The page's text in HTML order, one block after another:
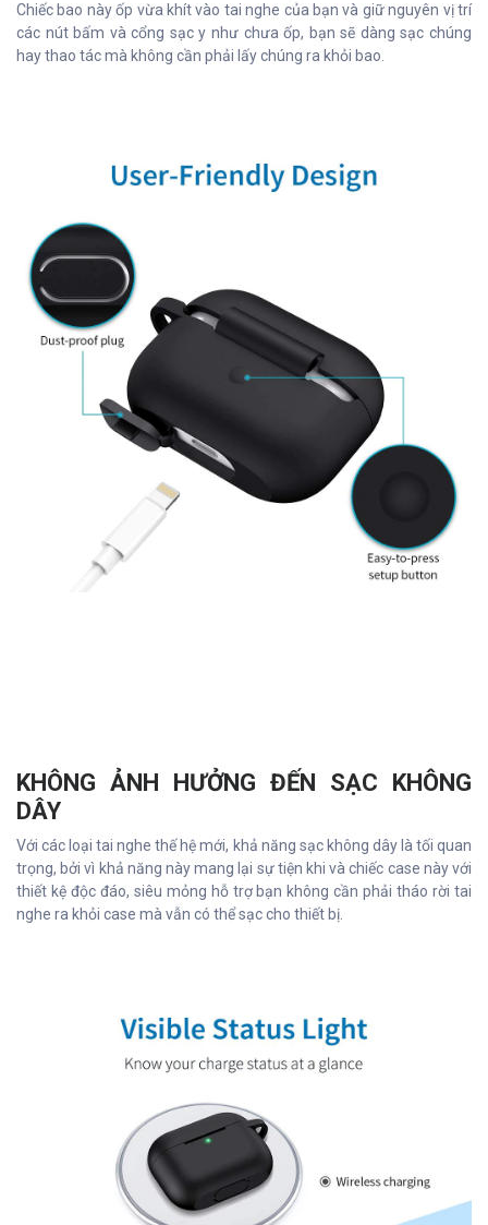
Chiếc bao này ốp vừa khít vào tai nghe của bạn và giữ nguyên vị trí
các nút bấm và cổng sạc y như chưa ốp, bạn sẽ dàng sạc chúng
hay thao tác mà không cần phải lấy chúng ra khỏi bao.
KHÔNG ẢNH HƯỞNG ĐẾN SẠC KHÔNG
DÂY
Với các loại tai nghe thế hệ mới, khả năng sạc không dây là tối quan
trọng, bởi vì khả năng này mang lại sự tiện khi và chiếc case này với
thiết kệ độc đáo, siêu mỏng hỗ trợ bạn không cần phải tháo rời tai
nghe ra khỏi case mà vẫn có thể sạc cho thiết bị.